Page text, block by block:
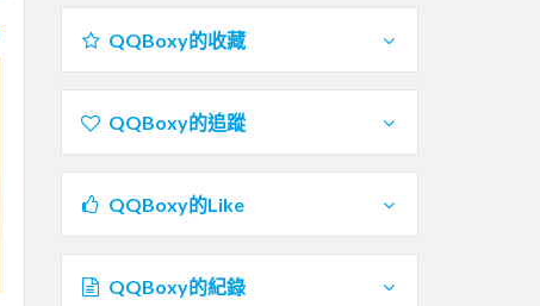
QQBoxy的收藏
QQBoxy的追蹤
QQBoxy的Like
QQBoxy的紀錄